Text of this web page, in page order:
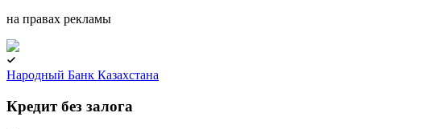
на правах рекламы
Народный Банк Казахстана
Кредит без залога